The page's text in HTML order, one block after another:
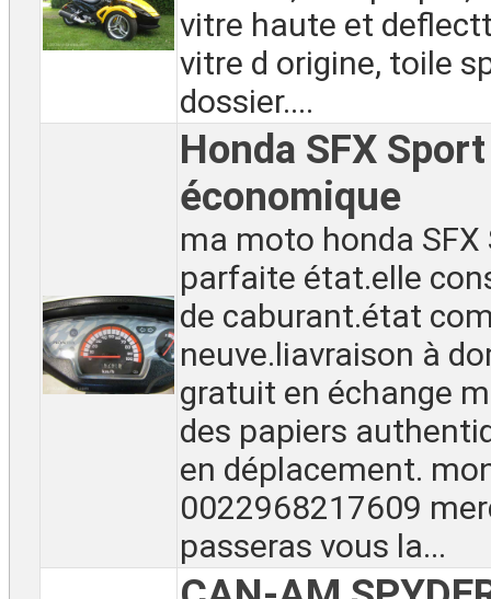
vitre haute et
vitre d origine, toile
dossier....
Honda SFX
économique
ma moto honda
parfaite état.elle
de caburant.état
neuve.liavraison à
gratuit en échange
des papiers
en déplacement.
0022968217609
passeras vous la...